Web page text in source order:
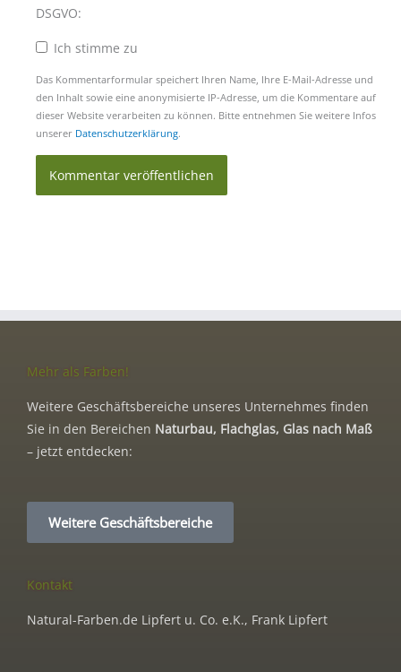
DSGVO:
Ich stimme zu
Das Kommentarformular speichert Ihren Name, Ihre E-Mail-Adresse und
den Inhalt sowie eine anonymisierte IP-Adresse, um die Kommentare auf
dieser Website verarbeiten zu können. Bitte entnehmen Sie weitere Infos
unserer Datenschutzerklärung.
Mehr als Farben!
Weitere Geschäftsbereiche unseres Unternehmes finden
Sie in den Bereichen Naturbau, Flachglas, Glas nach Maß
– jetzt entdecken:
Weitere Geschäftsbereiche
Kontakt
Natural-Farben.de Lipfert u. Co. e.K., Frank Lipfert